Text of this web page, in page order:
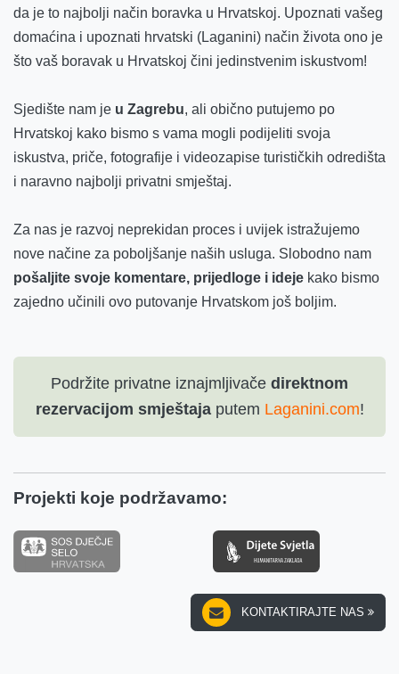
da je to najbolji način boravka u Hrvatskoj. Upoznati vašeg
domaćina i upoznati hrvatski (Laganini) način života ono je
što vaš boravak u Hrvatskoj čini jedinstvenim iskustvom!
Sjedište nam je u Zagrebu, ali obično putujemo po
Hrvatskoj kako bismo s vama mogli podijeliti svoja
iskustva, priče, fotografije i videozapise turističkih odredišta
i naravno najbolji privatni smještaj.
Za nas je razvoj neprekidan proces i uvijek istražujemo
nove načine za poboljšanje naših usluga. Slobodno nam
pošaljite svoje komentare, prijedloge i ideje kako bismo
zajedno učinili ovo putovanje Hrvatskom još boljim.
Podržite privatne iznajmljivače direktnom
rezervacijom smještajaputem Laganini.com!
Projekti koje podržavamo:
KONTAKTIRAJTE NAS